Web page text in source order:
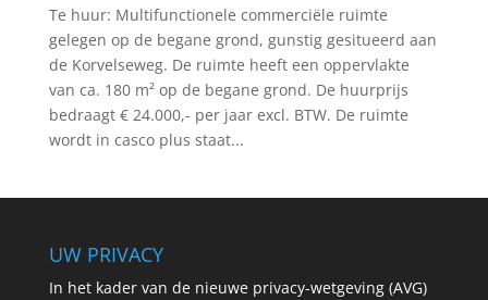
Te huur: Multifunctionele commerciële ruimte
gelegen op de begane grond, gunstig gesitueerd aan
de Korvelseweg. De ruimte heeft een oppervlakte
van ca. 180 m² op de begane grond. De huurprijs
bedraagt € 24.000,- per jaar excl. BTW. De ruimte
wordt in casco plus staat...
UW PRIVACY
In het kader van de nieuwe privacy-wetgeving (AVG)